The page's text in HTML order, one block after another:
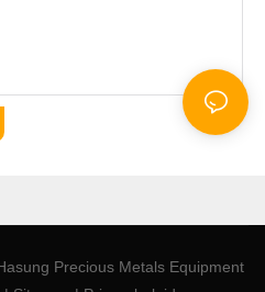
Precious Metals Equipment